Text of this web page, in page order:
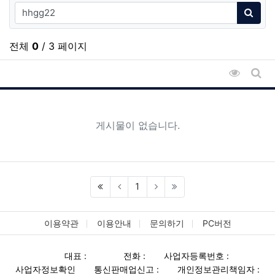
검색어
검색
전체 0 / 3 페이지
조회순
게
게시물이 없습니다.
1
이용약관 이용안내 문의하기 PC버전
대표 : 전화 :
사업자등록번호 :
사업자정보확인
통신판매업신고 : 개인정보관리책임자 :